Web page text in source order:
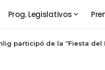
Prog. Legislativos
participó de la “Fiesta